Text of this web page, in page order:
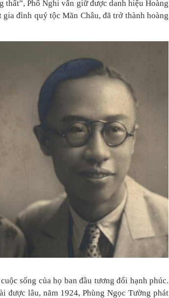
thất”, Phổ Nghi vẫn giữ được danh hiệu Hoàng
đình quý tộc Mãn Châu, đã trở thành hoàng
sống của họ ban đầu tương đối hạnh phúc.
được lâu, năm 1924, Phùng Ngọc Tường phát